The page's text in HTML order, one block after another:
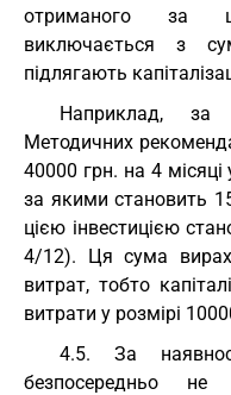
отриманого за
виключається з
підлягають
Наприклад,
Методичних
40000 грн. на 4 місяці
за якими становить
цією інвестицією
4/12). Ця сума
витрат, тобто
витрати у розмірі
4.5. За
безпосередньо не